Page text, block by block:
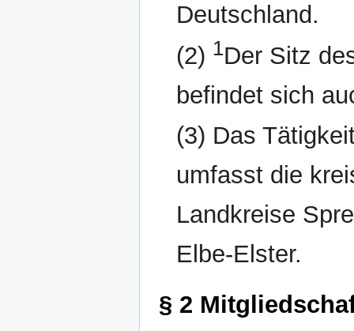
Deutschland.
(2) 1Der Sitz
befindet sich
(3) Das
umfasst die
Landkreise
Elbe-Elster.
§ 2